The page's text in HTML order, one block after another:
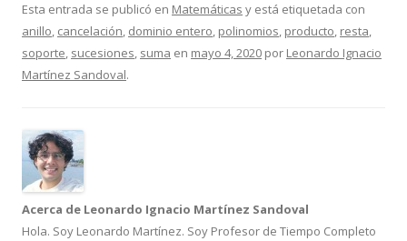
Esta entrada se publicó en Matemáticas y está etiquetada con
anillo, cancelación, dominio entero, polinomios, producto, resta,
soporte, sucesiones, suma en mayo 4, 2020 por Leonardo Ignacio
Martínez Sandoval.
Acerca de Leonardo Ignacio Martínez Sandoval
Hola. Soy Leonardo Martínez. Soy Profesor de Tiempo Completo